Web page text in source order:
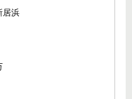
居浜